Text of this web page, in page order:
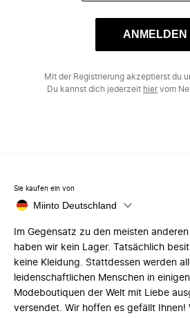
ANMELDEN
Mit der Registrierung akzeptierst du
Du kannst dich jederzeit hiervom
Sie kaufen ein von
Miinto Deutschland
Im Gegensatz zu den meisten
haben wir kein Lager. Tatsächlich
keine Kleidung. Stattdessen werden
leidenschaftlichen Menschen in
Modeboutiquen der Welt mit Liebe
versendet. Wir hoffen es gefällt Ihnen!